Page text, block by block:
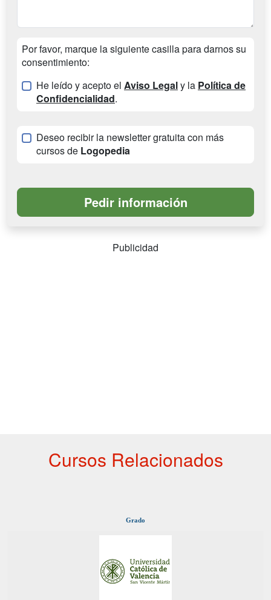
Por favor, marque la siguiente casilla para darnos su
consentimiento:
He leído y acepto el Aviso Legaly la Política de
Confidencialidad.
Deseo recibir la newsletter gratuita con más
cursos de Logopedia
Publicidad
Cursos Relacionados
Grado